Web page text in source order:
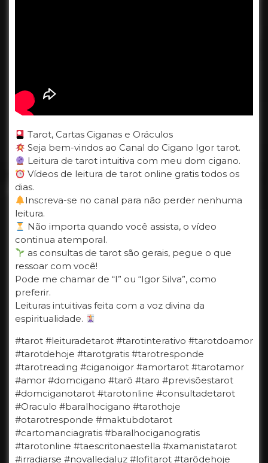
Tarot, Cartas Ciganas e Oráculos
Seja bem-vindos ao Canal do Cigano Igor tarot.
Leitura de tarot intuitiva com meu dom cigano.
Vídeos de leitura de tarot online gratis todos os
dias.
Inscreva-se no canal para não perder nenhuma
leitura.
Não importa quando você assista, o vídeo
continua atemporal.
as consultas de tarot são gerais, pegue o que
ressoar com você!
Pode me chamar de “I” ou “Igor Silva”, como
preferir.
Leituras intuitivas feita com a voz divina da
espiritualidade.
#tarot #leituradetarot #tarotinterativo #tarotdoamor
#tarotdehoje #tarotgratis #tarotresponde
#tarotreading #ciganoigor #amortarot #tarotamor
#amor #domcigano #tarô #taro #previsõestarot
#domciganotarot #tarotonline #consultadetarot
#Oraculo #baralhocigano #tarothoje
#otarotresponde #maktubdotarot
#cartomanciagratis #baralhociganogratis
#tarotonline #taescritonaestella #xamanistatarot
#irradiarse #novalledaluz #lofitarot #tarôdehoje